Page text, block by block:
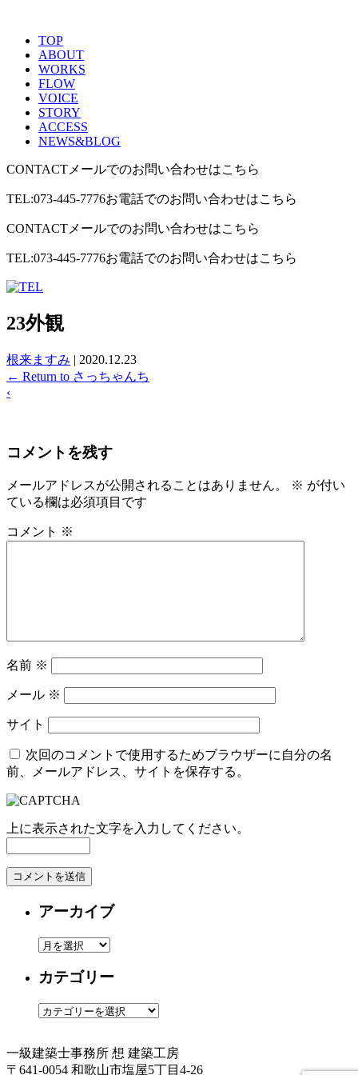
TOP
ABOUT
WORKS
FLOW
VOICE
STORY
ACCESS
NEWS&BLOG
CONTACT メールでのお問い合わせはこちら
TEL:073-445-7776お電話でのお問い合わせはこちら
CONTACT メールでのお問い合わせはこちら
TEL:073-445-7776お電話でのお問い合わせはこちら
23外観
根来ますみ | 2020.12.23
← Return to さっちゃんち
‹
コメントを残す
メールアドレスが公開されることはありません。 ※ が付い
ている欄は必須項目です
コメント ※
名前 ※
メール ※
サイト
次回のコメントで使用するためブラウザーに自分の名
前、メールアドレス、サイトを保存する。
上に表示された文字を入力してください。
アーカイブ
ア
カ
ブ
カテゴリー
カ
ゴ
リ
一級建築士事務所 想 建築工房
〒641-0054 和歌山市塩屋5丁目4-26